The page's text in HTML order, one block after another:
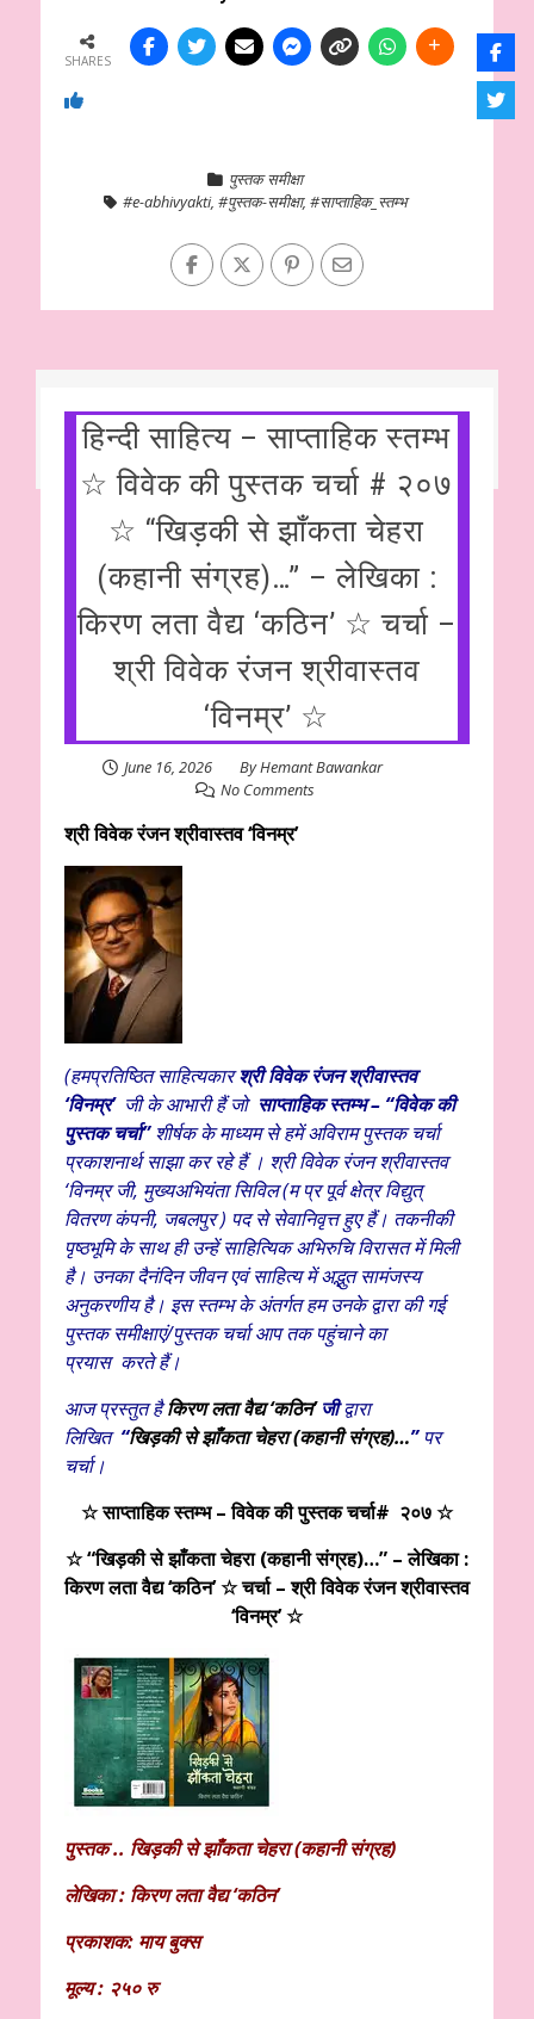
SHARES
पुस्तक समीक्षा
#e-abhivyakti, #पुस्तक-समीक्षा, #साप्ताहिक_स्तम्भ
हिन्दी साहित्य – साप्ताहिक स्तम्भ
☆ विवेक की पुस्तक चर्चा # २०७
☆ “खिड़की से झाँकता चेहरा
(कहानी संग्रह)…” – लेखिका :
किरण लता वैद्य ‘कठिन’ ☆ चर्चा –
श्री विवेक रंजन श्रीवास्तव
‘विनम्र’ ☆
June 16, 2026 ByHemant Bawankar
No Comments
श्री विवेक रंजन श्रीवास्तव ‘विनम्र’
(हमप्रतिष्ठित साहित्यकारश्री विवेकरंजन श्रीवास्तव
‘विनम्र’ जी के आभारी हैंजो साप्ताहिक स्तम्भ – “विवेक की
पुस्तक चर्चा”शीर्षक के माध्यम से हमें अविराम पुस्तक चर्चा
प्रकाशनार्थ साझा कर रहे हैं । श्री विवेक रंजन श्रीवास्तव
‘विनम्र जी, मुख्यअभियंता सिविल (म प्र पूर्व क्षेत्र विद्युत्
वितरण कंपनी, जबलपुर ) पद से सेवानिवृत्त हुए हैं। तकनीकी
पृष्ठभूमि के साथ ही उन्हें साहित्यिक अभिरुचि विरासत में मिली
है। उनका दैनंदिन जीवन एवं साहित्य में अद्भुत सामंजस्य
अनुकरणीय है। इस स्तम्भ के अंतर्गत हम उनके द्वारा की गई
पुस्तक समीक्षाएं/पुस्तक चर्चा आप तक पहुंचाने का
प्रयास करते हैं।
आज प्रस्तुत हैकिरण लता वैद्य ‘कठिन’जीद्वारा
लिखित “खिड़की से झाँकता चेहरा (कहानी संग्रह)…” पर
चर्चा।
☆साप्ताहिक स्तम्भ – विवेक की पुस्तक चर्चा# २०७ ☆
☆ “खिड़की से झाँकता चेहरा (कहानी संग्रह)…” – लेखिका :
किरण लता वैद्य ‘कठिन’ ☆ चर्चा – श्री विवेक रंजन श्रीवास्तव
‘विनम्र’ ☆
पुस्तक .. खिड़की से झाँकता चेहरा (कहानी संग्रह)
लेखिका : किरण लता वैद्य ‘कठिन’
प्रकाशक: माय बुक्स
मूल्य : २५० रु